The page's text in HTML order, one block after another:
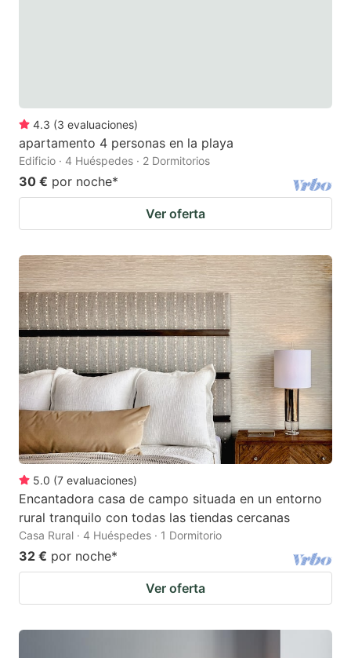
4.3 (3 evaluaciones)
apartamento 4 personas en la playa
Edificio · 4 Huéspedes · 2 Dormitorios
30 € por noche*
Ver oferta
5.0 (7 evaluaciones)
Encantadora casa de campo situada en un entorno
rural tranquilo con todas las tiendas cercanas
Casa Rural · 4 Huéspedes · 1 Dormitorio
32 € por noche*
Ver oferta